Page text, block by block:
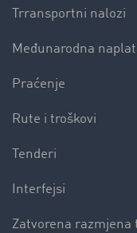
Trransportni nalozi
Međunarodna
Praćenje
Rute i troškovi
Tenderi
Interfejsi
Zatvorena razmjena